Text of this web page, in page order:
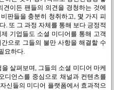
견이든 팬들의 의견을 경청하는 것에
판들을 충분히 청취하고, 몇 가지 피
. 또 그 과정 자체를 통해 보다 긍정적
제 기업들도 소셜 미디어를 통해 고객
간으로 그들의 불만 사항을 해결할 수
요하다.
살펴보며, 그들의 소셜 미디어 마케
디언스를 중심으로 채널과 컨텐츠를
신들의 미디어 플랫폼에서 효과적으